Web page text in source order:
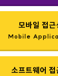
모바일 접근
Mobile
소프트웨어 접